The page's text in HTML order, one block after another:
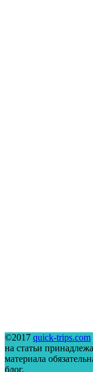
©2017 quick-trips.com
на статьи
материала
блог.